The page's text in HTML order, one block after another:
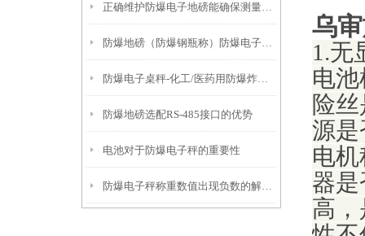
正确维护防爆电子地磅能确保测量结果的准确性
防爆地磅（防爆钢瓶称）防爆电子桌秤无法去皮的解决方法
防爆电子桌秤-化工/医药用防爆炸电子称产品推荐
防爆地磅选配RS-485接口的优势
电池对于防爆电子秤的重要性
防爆电子秤称重数值出现负数的解决方法
乌
1.无
电
险
源是
电
器
高